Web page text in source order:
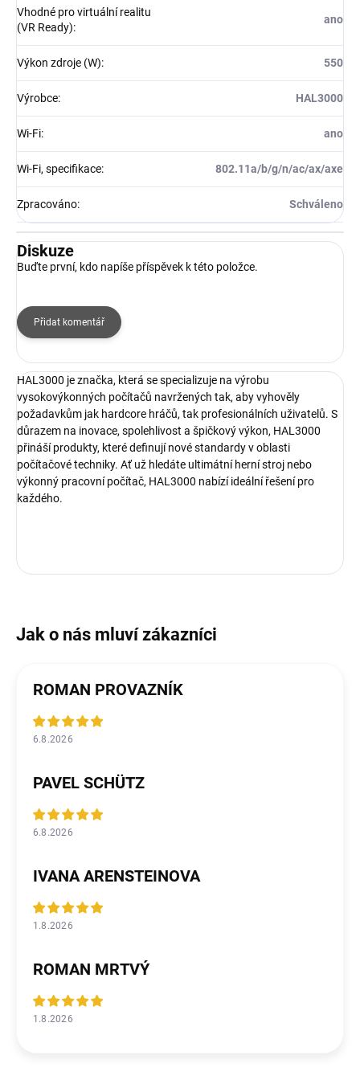
Vhodné pro virtuální realitu
(VR Ready):
ano
Výkon zdroje (W): 550
Výrobce: HAL3000
Wi-Fi: ano
Wi-Fi, specifikace: 802.11a/b/g/n/ac/ax/axe
Zpracováno: Schváleno
Diskuze
Buďte první, kdo napíše příspěvek k této položce.
Přidat komentář
HAL3000 je značka, která se specializuje na výrobu
vysokovýkonných počítačů navržených tak, aby vyhověly
požadavkům jak hardcore hráčů, tak profesionálních uživatelů. S
důrazem na inovace, spolehlivost a špičkový výkon, HAL3000
přináší produkty, které definují nové standardy v oblasti
počítačové techniky. Ať už hledáte ultimátní herní stroj nebo
výkonný pracovní počítač, HAL3000 nabízí ideální řešení pro
každého.
ROMAN PROVAZNÍK
6.8.2026
PAVEL SCHÜTZ
6.8.2026
IVANA ARENSTEINOVA
1.8.2026
ROMAN MRTVÝ
1.8.2026